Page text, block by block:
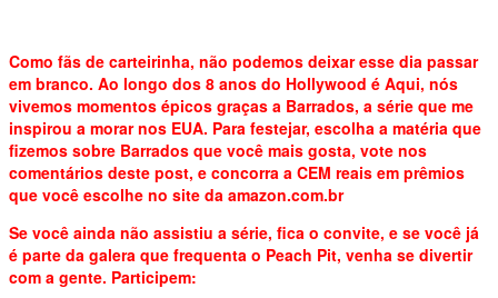
Como fãs de carteirinha, não podemos deixar esse dia passar
em branco. Ao longo dos 8 anos do Hollywood é Aqui, nós
vivemos momentos épicos graças a Barrados, a série que me
inspirou a morar nos EUA. Para festejar, escolha a matéria que
fizemos sobre Barrados que você mais gosta, vote nos
comentários deste post, e concorra a CEM reais em prêmios
que você escolhe no site da amazon.com.br
Se você ainda não assistiu a série, fica o convite, e se você já
é parte da galera que frequenta o Peach Pit, venha se divertir
com a gente. Participem: